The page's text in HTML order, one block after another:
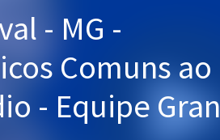
- MG -
Comuns ao
- Equipe Gran